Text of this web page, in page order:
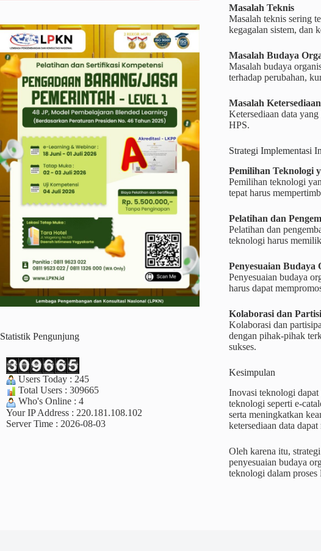
Masalah Teknis
Masalah teknis sering
kegagalan sistem, dan
Masalah Budaya
Masalah budaya
terhadap perubahan,
Masalah
Ketersediaan data
HPS.
Strategi Implementasi
Pemilihan Teknologi
Pemilihan teknologi
tepat harus
Pelatihan dan
Pelatihan dan
teknologi harus
Penyesuaian Budaya
Penyesuaian budaya
harus dapat
Kolaborasi dan
Kolaborasi dan
dengan pihak-pihak
sukses.
Kesimpulan
Inovasi teknologi dapat
teknologi seperti e-
serta meningkatkan
ketersediaan data
Oleh karena itu,
penyesuaian budaya
teknologi dalam proses
Statistik Pengunjung
Users Today : 245
Total Users : 309665
Who's Online : 4
Your IP Address : 220.181.108.102
Server Time : 2026-08-03